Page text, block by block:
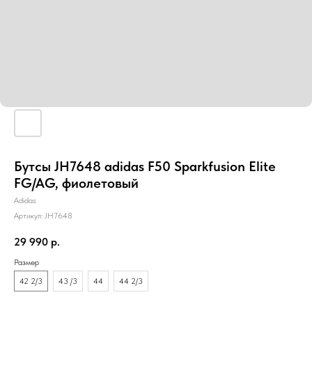
Бутсы JH7648 adidas F50 Sparkfusion Elite
FG/AG, фиолетовый
Adidas
Артикул: JH7648
29 990 р.
Размер
42 2/3
43 /3 44 44 2/3